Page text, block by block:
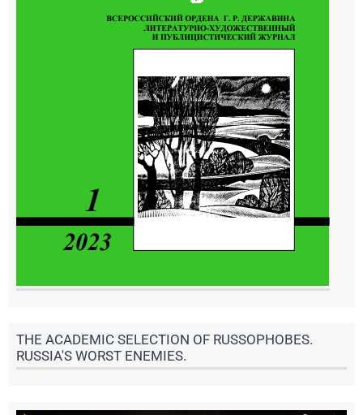
THE ACADEMIC SELECTION OF RUSSOPHOBES.
RUSSIA'S WORST ENEMIES.